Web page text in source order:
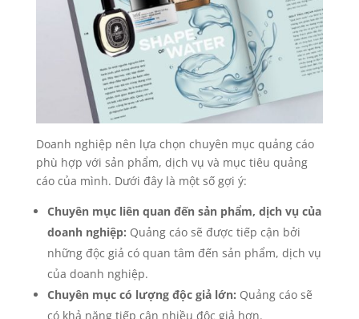
Doanh nghiệp nên lựa chọn chuyên mục quảng cáo
phù hợp với sản phẩm, dịch vụ và mục tiêu quảng
cáo của mình. Dưới đây là một số gợi ý:
Chuyên mục liên quan đến sản phẩm, dịch vụ của
doanh nghiệp: Quảng cáo sẽ được tiếp cận bởi
những độc giả có quan tâm đến sản phẩm, dịch vụ
của doanh nghiệp.
Chuyên mục có lượng độc giả lớn: Quảng cáo sẽ
có khả năng tiếp cận nhiều độc giả hơn.